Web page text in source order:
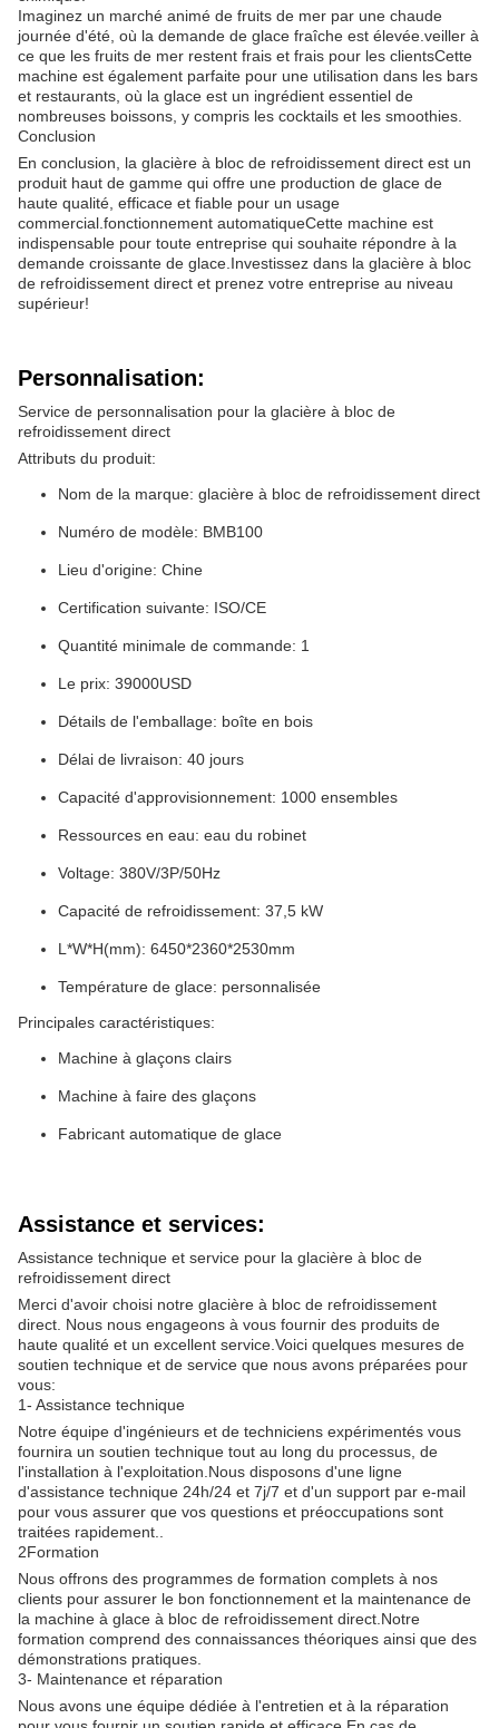
Imaginez un marché animé de fruits de mer par une chaude
journée d'été, où la demande de glace fraîche est élevée.veiller à
ce que les fruits de mer restent frais et frais pour les clientsCette
machine est également parfaite pour une utilisation dans les bars
et restaurants, où la glace est un ingrédient essentiel de
nombreuses boissons, y compris les cocktails et les smoothies.
Conclusion
En conclusion, la glacière à bloc de refroidissement direct est un
produit haut de gamme qui offre une production de glace de
haute qualité, efficace et fiable pour un usage
commercial.fonctionnement automatiqueCette machine est
indispensable pour toute entreprise qui souhaite répondre à la
demande croissante de glace.Investissez dans la glacière à bloc
de refroidissement direct et prenez votre entreprise au niveau
supérieur!
Personnalisation:
Service de personnalisation pour la glacière à bloc de
refroidissement direct
Attributs du produit:
Nom de la marque: glacière à bloc de refroidissement direct
Numéro de modèle: BMB100
Lieu d'origine: Chine
Certification suivante: ISO/CE
Quantité minimale de commande: 1
Le prix: 39000USD
Détails de l'emballage: boîte en bois
Délai de livraison: 40 jours
Capacité d'approvisionnement: 1000 ensembles
Ressources en eau: eau du robinet
Voltage: 380V/3P/50Hz
Capacité de refroidissement: 37,5 kW
L*W*H(mm): 6450*2360*2530mm
Température de glace: personnalisée
Principales caractéristiques:
Machine à glaçons clairs
Machine à faire des glaçons
Fabricant automatique de glace
Assistance et services:
Assistance technique et service pour la glacière à bloc de
refroidissement direct
Merci d'avoir choisi notre glacière à bloc de refroidissement
direct. Nous nous engageons à vous fournir des produits de
haute qualité et un excellent service.Voici quelques mesures de
soutien technique et de service que nous avons préparées pour
vous:
1- Assistance technique
Notre équipe d'ingénieurs et de techniciens expérimentés vous
fournira un soutien technique tout au long du processus, de
l'installation à l'exploitation.Nous disposons d'une ligne
d'assistance technique 24h/24 et 7j/7 et d'un support par e-mail
pour vous assurer que vos questions et préoccupations sont
traitées rapidement..
2Formation
Nous offrons des programmes de formation complets à nos
clients pour assurer le bon fonctionnement et la maintenance de
la machine à glace à bloc de refroidissement direct.Notre
formation comprend des connaissances théoriques ainsi que des
démonstrations pratiques.
3- Maintenance et réparation
Nous avons une équipe dédiée à l'entretien et à la réparation